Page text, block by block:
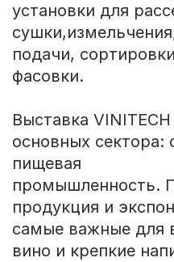
установки для
подачи,
фасовки.
Выставка
основных сектора:
пищевая
промышленность.
продукция и
самые важные для
вино и крепкие